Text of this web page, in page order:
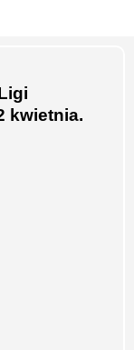
kwietnia.